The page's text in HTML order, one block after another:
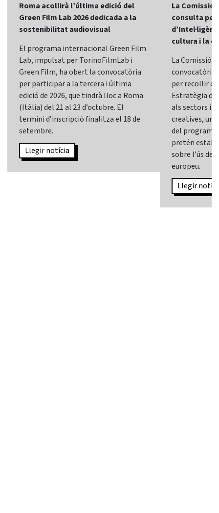
Roma acollirà l’última edició del
Green Film Lab 2026 dedicada a la
sostenibilitat audiovisual
El programa internacional Green Film
Lab, impulsat per TorinoFilmLab i
Green Film, ha obert la convocatòria
per participar a la tercera i última
edició de 2026, que tindrà lloc a Roma
(Itàlia) del 21 al 23 d’octubre. El
termini d’inscripció finalitza el 18 de
setembre.
Llegir notícia
La Comissió
consulta
cultura i la
La Comissió
convocatòria
per recollir
Estratègia
als sectors i
creatives,
del programa
pretén
sobre l’ús de
europeu.
Llegir